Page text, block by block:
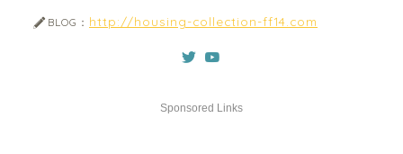
BLOG： http://housing-collection-ff14.com
Sponsored Links